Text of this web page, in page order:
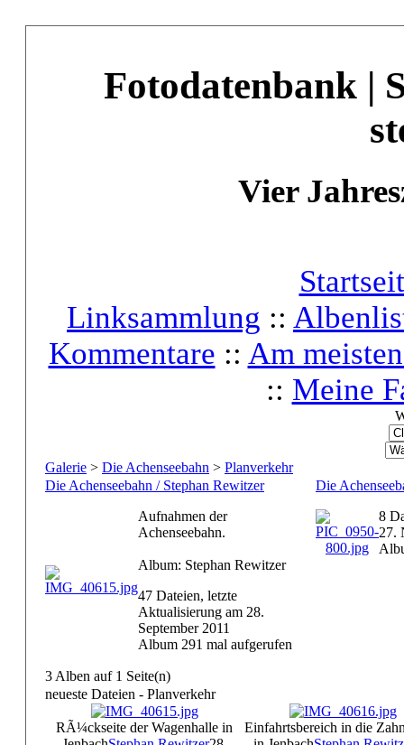
Fotodatenbank |
Vier
Linksammlung ::
Kommentare :: Am
:: Meine
Galerie > Die Achenseebahn > Planverkehr
Die Achenseebahn / Stephan Rewitzer
Aufnahmen der
Achenseebahn.
Album: Stephan Rewitzer
47 Dateien, letzte
Aktualisierung am 28.
September 2011
Album 291 mal aufgerufen
Die
8
27.
3 Alben auf 1 Seite(n)
neueste Dateien - Planverkehr
RÃ¼ckseite der Wagenhalle in
Einfahrtsbereich in die